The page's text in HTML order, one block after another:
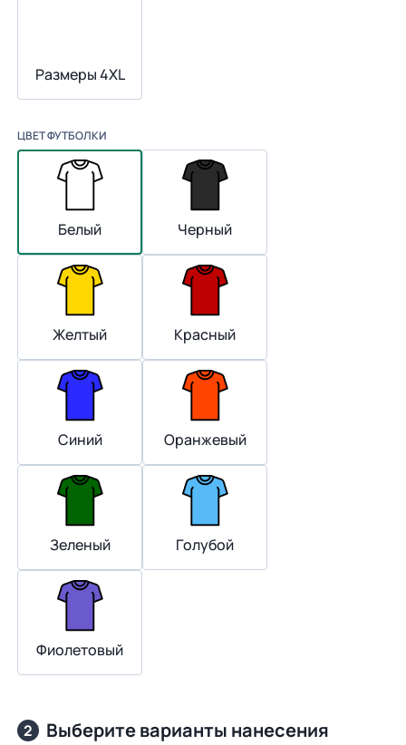
Размеры 4XL
ЦВЕТ ФУТБОЛКИ
Белый Черный
Желтый Красный
Синий Оранжевый
Зеленый Голубой
Фиолетовый
2 Выберите варианты нанесения